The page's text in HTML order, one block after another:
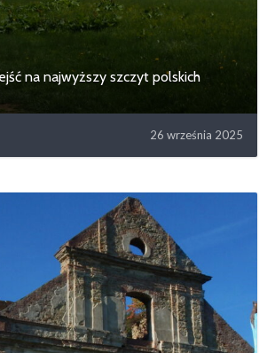
na najwyższy szczyt polskich
26 września 2025